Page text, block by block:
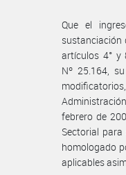
Que el
sustanciación
artículos 4° y
Nº 25.164,
febrero de
Sectorial
homologado
aplicables